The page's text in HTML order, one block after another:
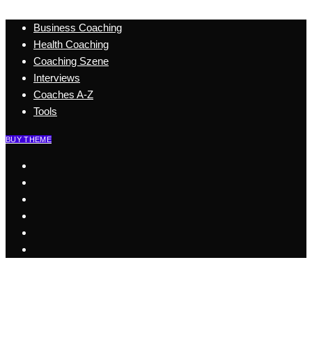
Business Coaching
Health Coaching
Coaching Szene
Interviews
Coaches A-Z
Tools
BUY THEME